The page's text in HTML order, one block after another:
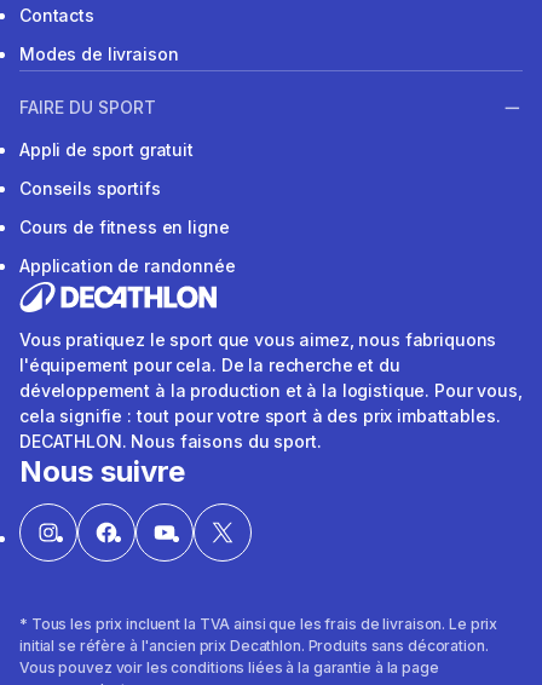
Contacts
Modes de livraison
FAIRE DU SPORT
Appli de sport gratuit
Conseils sportifs
Cours de fitness en ligne
Application de randonnée
Vous pratiquez le sport que vous aimez, nous fabriquons
l'équipement pour cela. De la recherche et du
développement à la production et à la logistique. Pour vous,
cela signifie : tout pour votre sport à des prix imbattables.
DECATHLON. Nous faisons du sport.
Nous suivre
* Tous les prix incluent la TVA ainsi que les frais de livraison. Le prix
initial se réfère à l'ancien prix Decathlon. Produits sans décoration.
Vous pouvez voir les conditions liées à la garantie à la page